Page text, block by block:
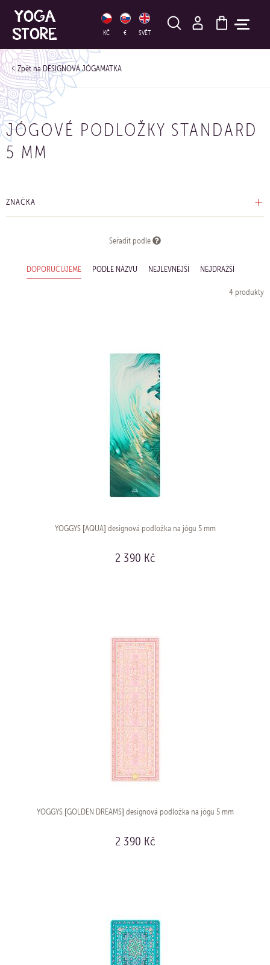
KČ € SVĚT
HLEDAT
DESIGNOVÁ JÓGAMATKA
JÓGOVÉ PODLOŽKY STANDARD
5 MM
ZNAČKA
Seřadit podle
DOPORUČUJEME PODLE NÁZVU NEJLEVNĚJŠÍ NEJDRAŽŠÍ
4 produkty
YOGGYS [AQUA] designová podložka na jógu 5 mm
2 390 Kč
YOGGYS [GOLDEN DREAMS] designová podložka na jógu 5 mm
2 390 Kč